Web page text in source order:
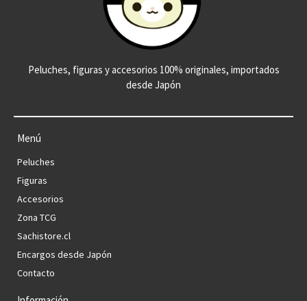
Peluches, figuras y accesorios 100% originales, importados
desde Japón
Menú
Peluches
Figuras
Accesorios
Zona TCG
Sachistore.cl
Encargos desde Japón
Contacto